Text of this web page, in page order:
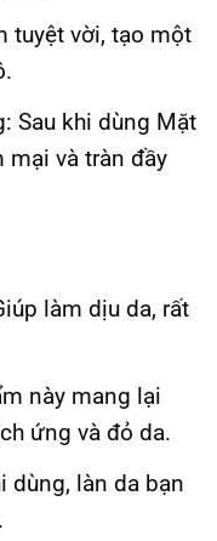
tuyệt vời, tạo một
: Sau khi dùng Mặt
mại và tràn đầy
làm dịu da, rất
này mang lại
ứng và đỏ da.
dùng, làn da bạn